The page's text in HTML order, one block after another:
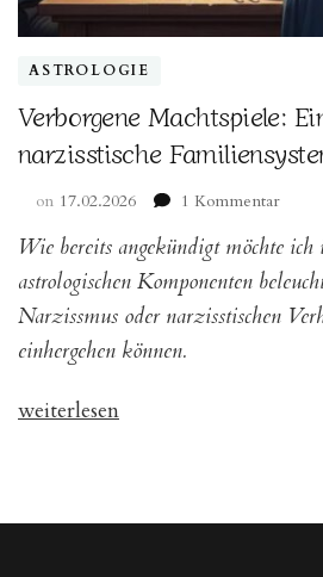
ASTROLOGIE
Verborgene Machtspiele:
narzisstische
on 17.02.2026 1 Kommentarzu
Wie bereits angekündigt möchte
astrologischen Komponenten
Narzissmus oder narzisstischen
einhergehen können.
„Verborgene
weiterlesen